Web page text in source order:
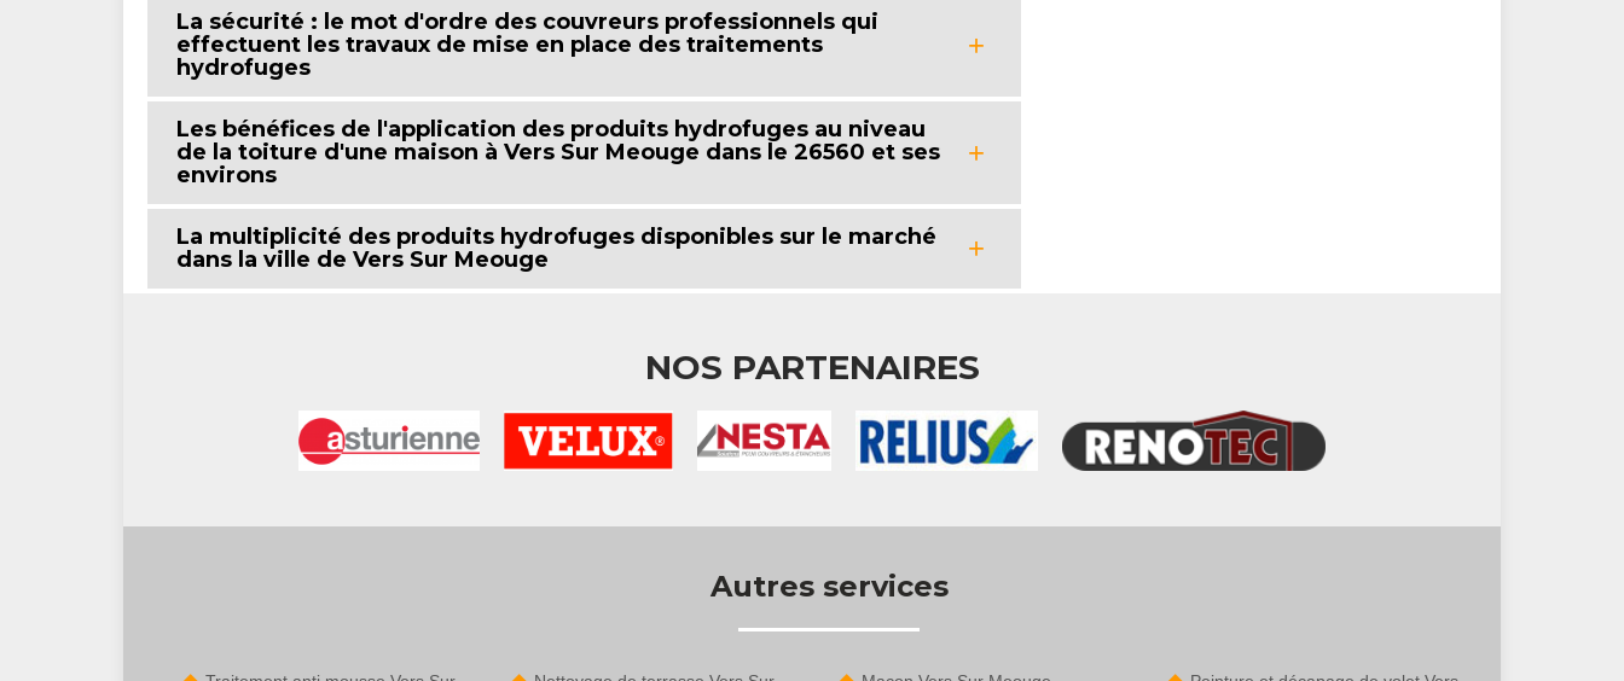
La sécurité : le mot d'ordre des couvreurs professionnels qui
effectuent les travaux de mise en place des traitements
hydrofuges
Les bénéfices de l'application des produits hydrofuges au niveau
de la toiture d'une maison à Vers Sur Meouge dans le 26560 et ses
environs
La multiplicité des produits hydrofuges disponibles sur le marché
dans la ville de Vers Sur Meouge
NOS PARTENAIRES
Autres services